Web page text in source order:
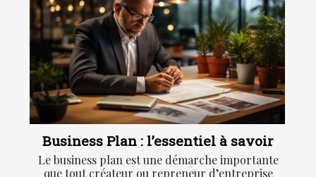
Business Plan : l’essentiel à savoir
Le business plan est une démarche importante
que tout créateur ou repreneur d’entreprise